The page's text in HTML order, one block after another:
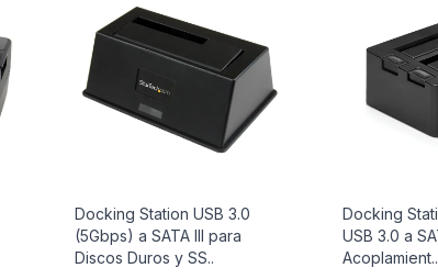
Docking Station USB 3.0
(5Gbps) a SATA III para
Discos Duros y SS..
Docking
USB 3.0 a
Acoplamient..